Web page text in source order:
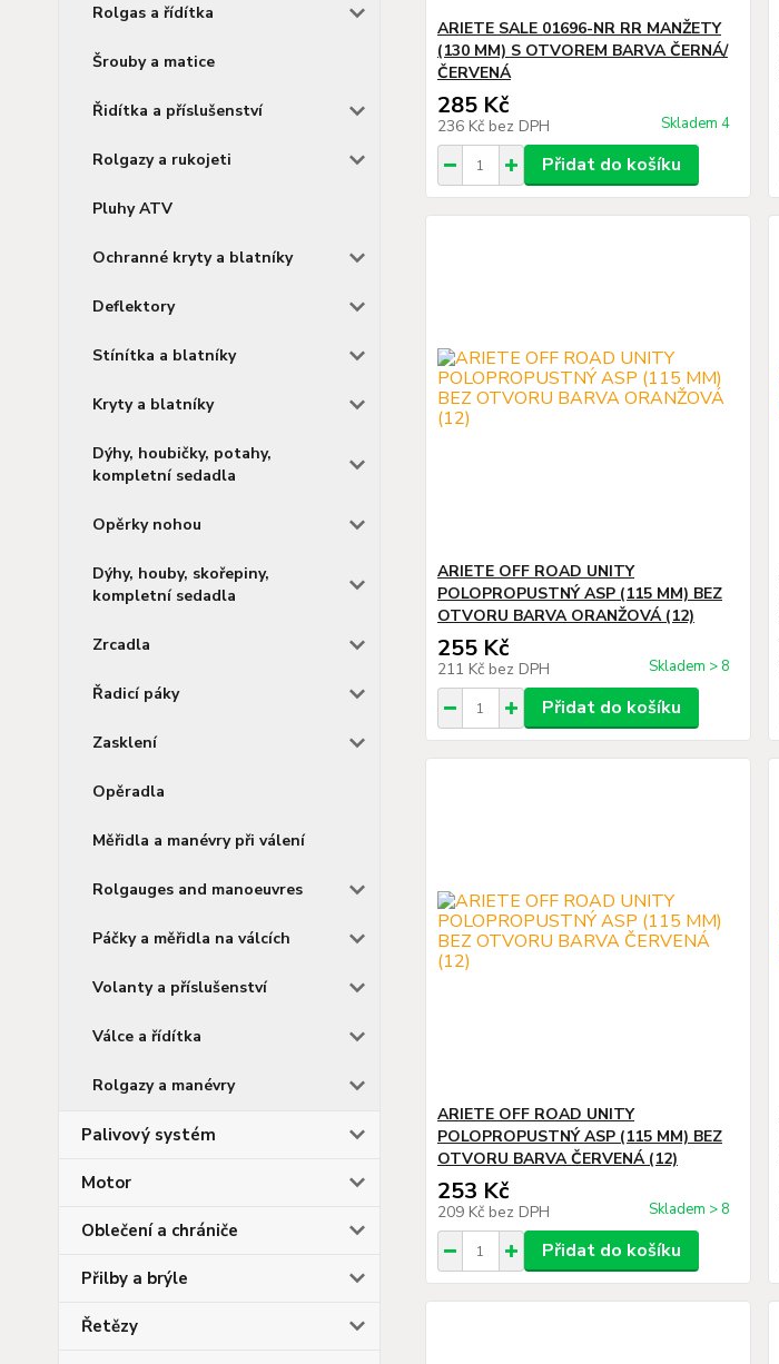
Rolgas a řídítka
Šrouby a matice
Řidítka a příslušenství
Rolgazy a rukojeti
Pluhy ATV
Ochranné kryty a blatníky
Deflektory
Stínítka a blatníky
Kryty a blatníky
Dýhy, houbičky, potahy,
kompletní sedadla
Opěrky nohou
Dýhy, houby, skořepiny,
kompletní sedadla
Zrcadla
Řadicí páky
Zasklení
Opěradla
Měřidla a manévry při válení
Rolgauges and manoeuvres
Páčky a měřidla na válcích
Volanty a příslušenství
Válce a řídítka
Rolgazy a manévry
Palivový systém
Motor
Oblečení a chrániče
Přilby a brýle
Řetězy
ARIETE SALE 01696-NR RR MANŽETY
(130 MM) S OTVOREM BARVA ČERNÁ/
ČERVENÁ
285 Kč
236 Kč bez DPH Skladem 4
Přidat do košíku
ARIETE OFF ROAD UNITY
POLOPROPUSTNÝ ASP (115 MM) BEZ
OTVORU BARVA ORANŽOVÁ (12)
255 Kč
211 Kč bez DPH Skladem > 8
Přidat do košíku
ARIETE OFF ROAD UNITY
POLOPROPUSTNÝ ASP (115 MM) BEZ
OTVORU BARVA ČERVENÁ (12)
253 Kč
209 Kč bez DPH Skladem > 8
Přidat do košíku